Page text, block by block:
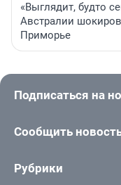
«Выглядит, будто
Австралии
Приморье
Подписаться на
Сообщить
Рубрики